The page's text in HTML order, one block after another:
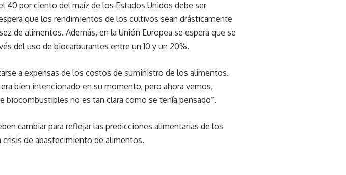
40 por ciento del maíz de los Estados Unidos debe ser
que los rendimientos de los cultivos sean drásticamente
de alimentos. Además, en la Unión Europea se espera que se
del uso de biocarburantes entre un 10 y un 20%.
a expensas de los costos de suministro de los alimentos.
bien intencionado en su momento, pero ahora vemos,
no es tan clara como se tenía pensado”.
cambiar para reflejar las predicciones alimentarias de los
de abastecimiento de alimentos.